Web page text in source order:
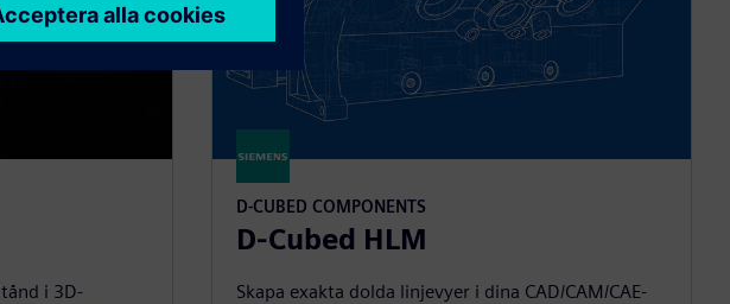
i 3D-
D-CUBED COMPONENTS
D-Cubed HLM
Skapa exakta dolda linjevyer i dina CAD/CAM/CAE-